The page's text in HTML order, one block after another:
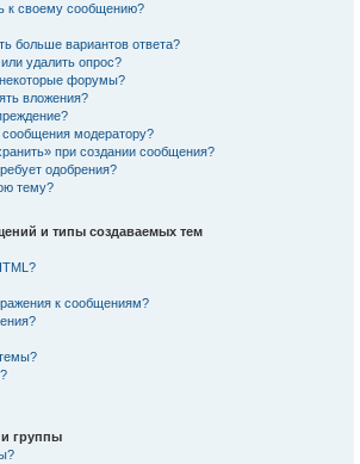
к своему сообщению?
больше вариантов ответа?
удалить опрос?
форумы?
вложения?
модератору?
при создании сообщения?
одобрения?
тему?
и типы создаваемых тем
к сообщениям?
группы